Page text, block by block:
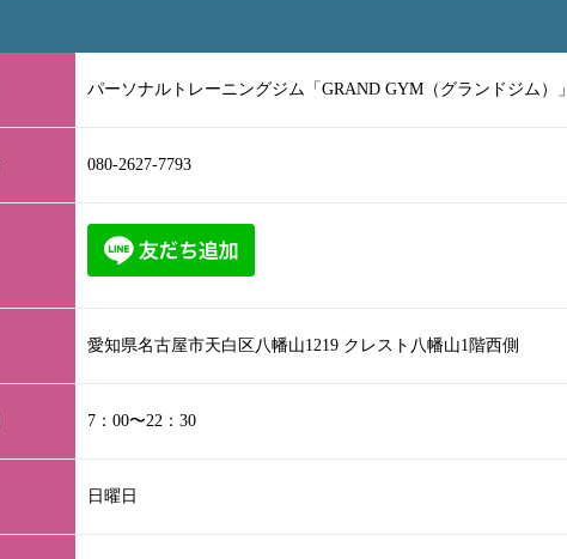
パーソナルトレーニングジム「GRAND GYM（グランドジム）」
080-2627-7793
愛知県名古屋市天白区八幡山1219 クレスト八幡山1階西側
7：00〜22：30
日曜日